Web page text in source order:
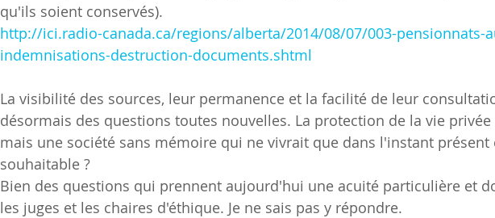
qu'ils soient conservés).
http://ici.radio-canada.ca/regions/alberta/2014/08/07/003-pensionnats-
indemnisations-destruction-documents.shtml
La visibilité des sources, leur permanence et la facilité de leur
désormais des questions toutes nouvelles. La protection de la vie
mais une société sans mémoire qui ne vivrait que dans l'instant présent
souhaitable ?
Bien des questions qui prennent aujourd'hui une acuité particulière et
les juges et les chaires d'éthique. Je ne sais pas y répondre.